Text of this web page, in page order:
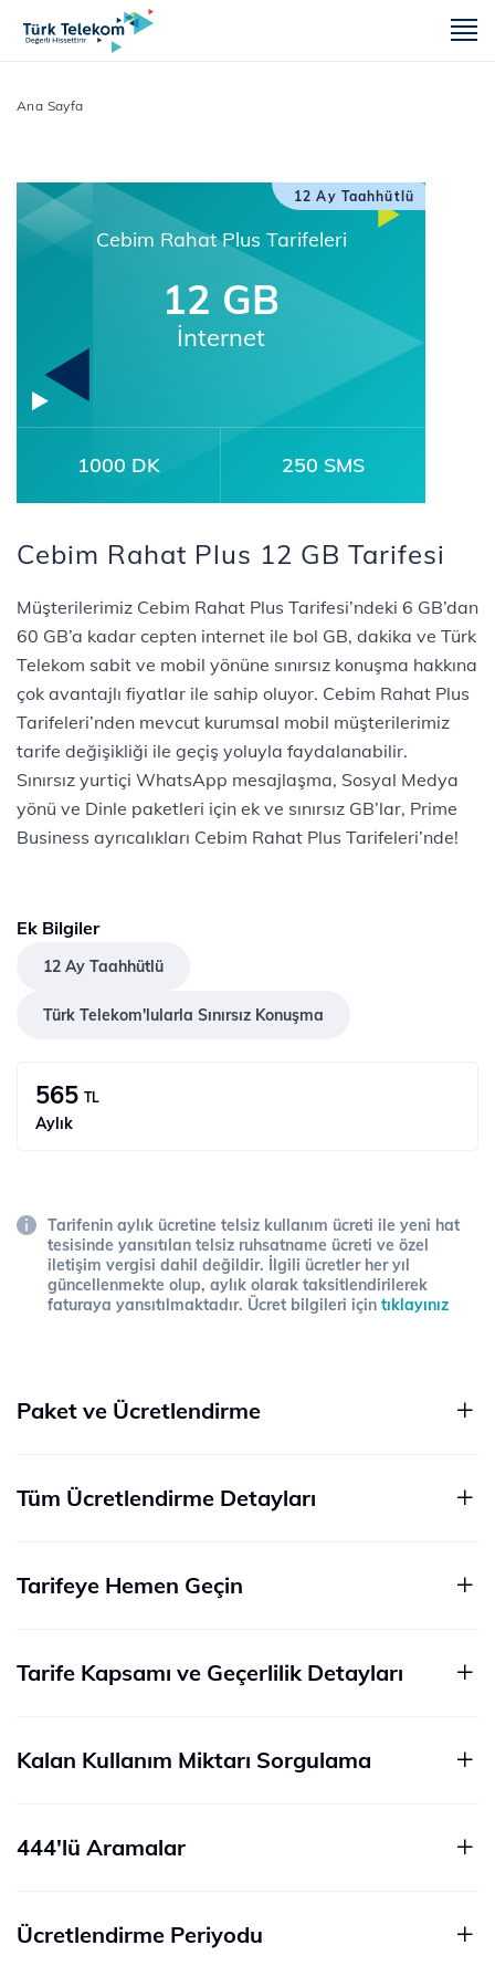
Ana Sayfa
12 Ay Taahhütlü
Cebim Rahat Plus Tarifeleri
12 GB
İnternet
1000 DK 250 SMS
Cebim Rahat Plus 12 GB Tarifesi
Müşterilerimiz Cebim Rahat Plus Tarifesi’ndeki 6 GB’dan
60 GB’a kadar cepten internet ile bol GB, dakika ve Türk
Telekom sabit ve mobil yönüne sınırsız konuşma hakkına
çok avantajlı fiyatlar ile sahip oluyor. Cebim Rahat Plus
Tarifeleri’nden mevcut kurumsal mobil müşterilerimiz
tarife değişikliği ile geçiş yoluyla faydalanabilir.
Sınırsız yurtiçi WhatsApp mesajlaşma, Sosyal Medya
yönü ve Dinle paketleri için ek ve sınırsız GB’lar, Prime
Business ayrıcalıkları Cebim Rahat Plus Tarifeleri’nde!
Ek Bilgiler
12 Ay Taahhütlü
Türk Telekom'lularla Sınırsız Konuşma
565 TL
Aylık
Tarifenin aylık ücretine telsiz kullanım ücreti ile yeni hat
tesisinde yansıtılan telsiz ruhsatname ücreti ve özel
iletişim vergisi dahil değildir. İlgili ücretler her yıl
güncellenmekte olup, aylık olarak taksitlendirilerek
faturaya yansıtılmaktadır. Ücret bilgileri için tıklayınız
Paket ve Ücretlendirme
Tüm Ücretlendirme Detayları
Tarifeye Hemen Geçin
Tarife Kapsamı ve Geçerlilik Detayları
Kalan Kullanım Miktarı Sorgulama
444'lü Aramalar
Ücretlendirme Periyodu